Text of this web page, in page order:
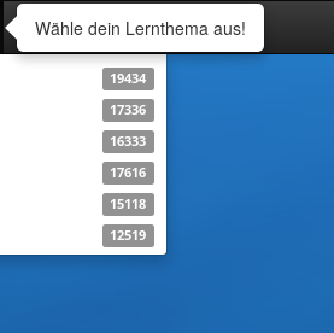
19434
17336
16333
17616
15118
12519
Wähle dein Lernthema aus!